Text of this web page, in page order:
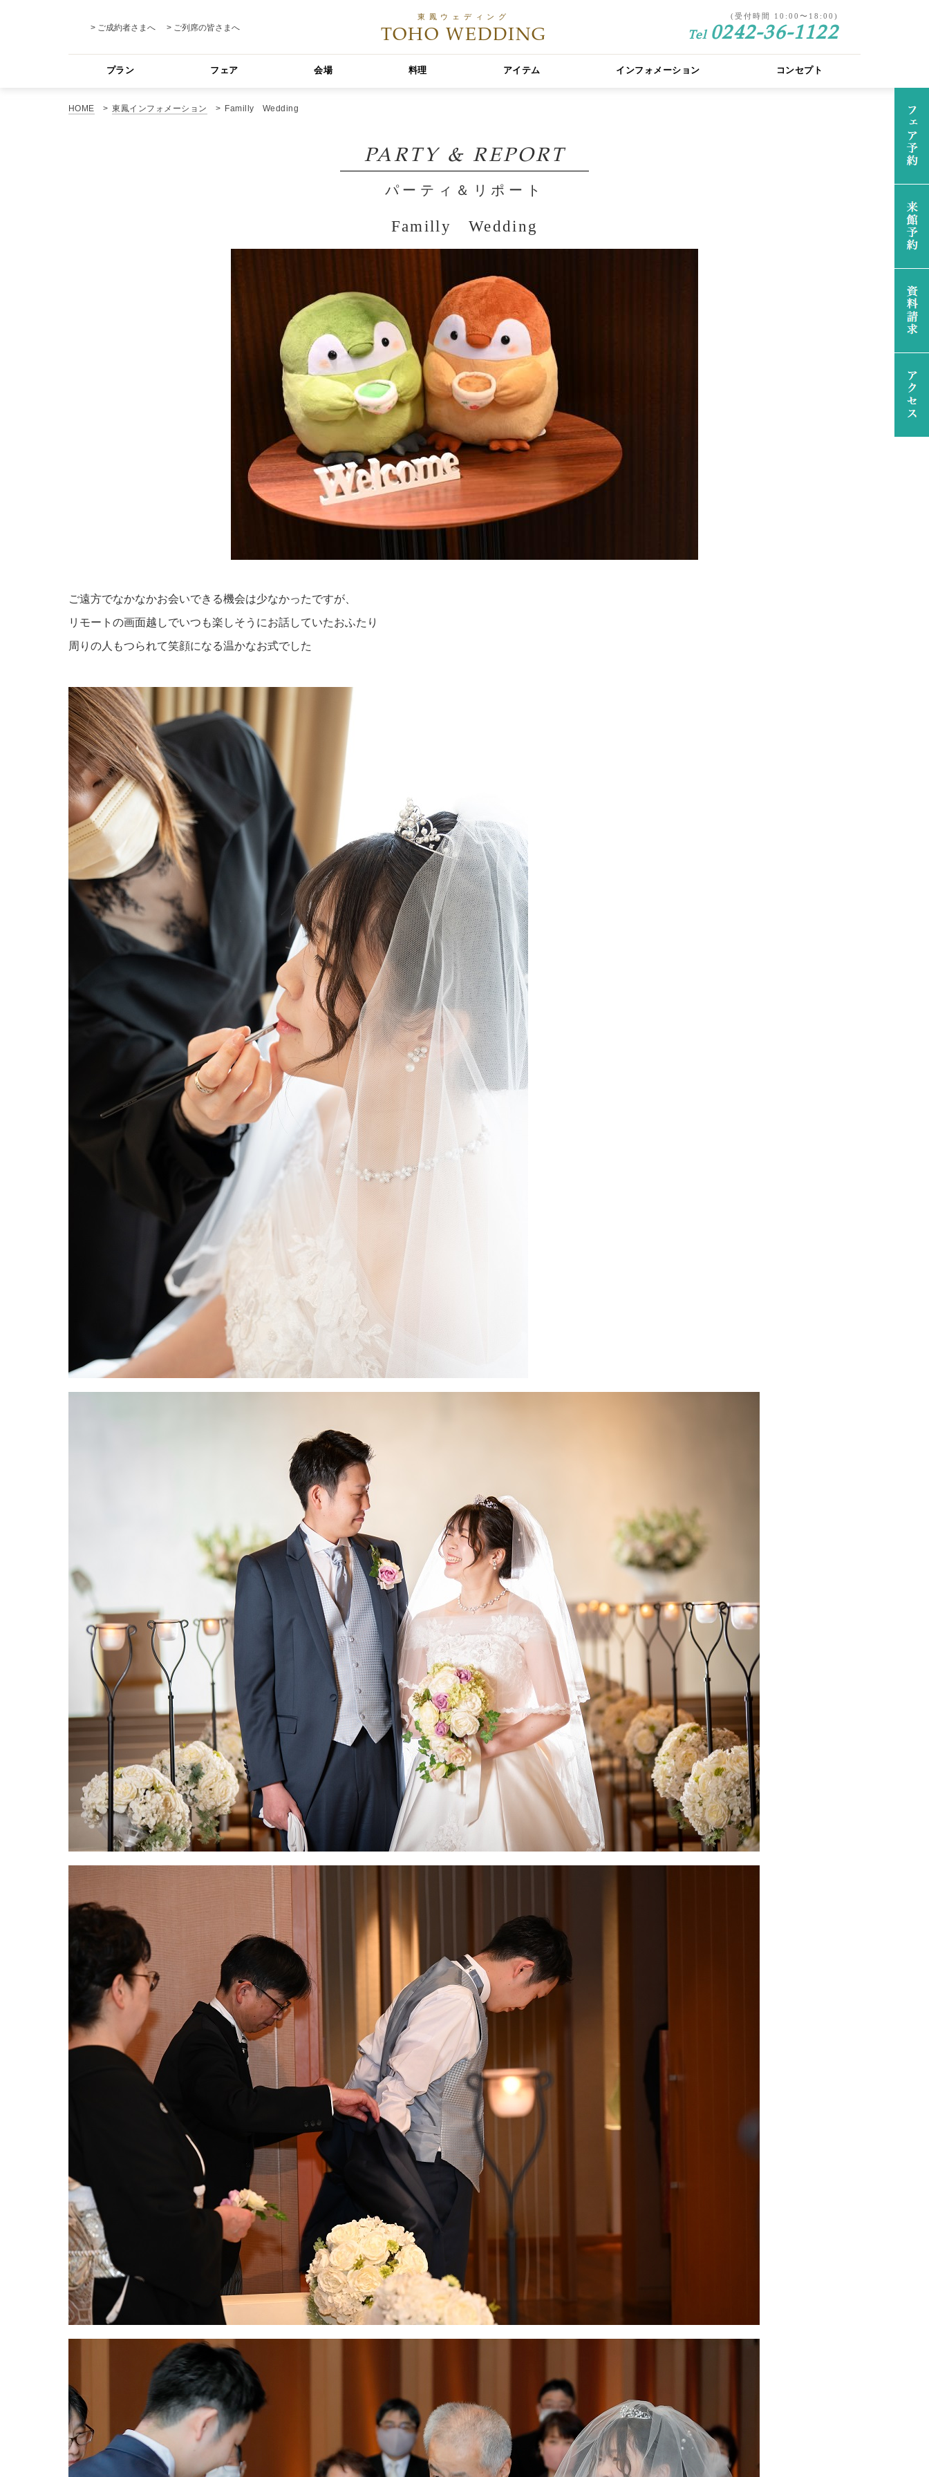
ご成約者さまへ ご列席の皆さまへ
東鳳ウェディング
TOHO WEDDING
(受付時間 10:00〜18:00)
Tel 0242-36-1122
プラン フェア 会場 料理 アイテム インフォメーション コンセプト
HOME 東鳳インフォメーション Familly Wedding
PARTY & REPORT
パーティ＆リポート
Familly Wedding
ご遠方でなかなかお会いできる機会は少なかったですが、
リモートの画面越しでいつも楽しそうにお話していたおふたり
周りの人もつられて笑顔になる温かなお式でした